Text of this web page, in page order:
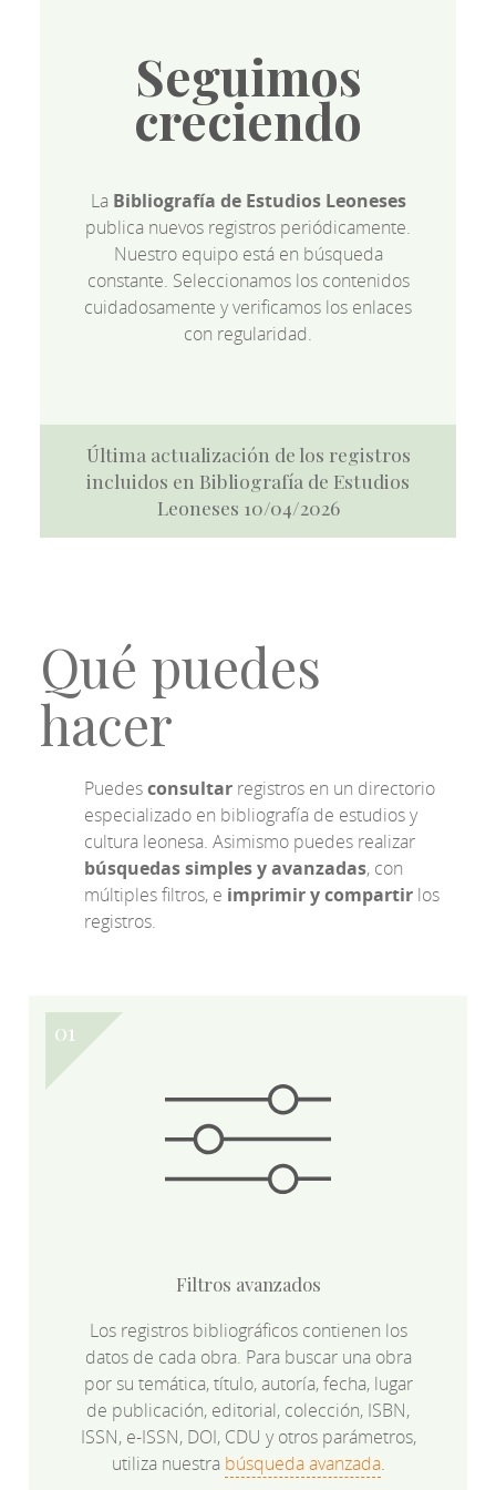
Seguimos
creciendo
La Bibliografía de Estudios Leoneses
publica nuevos registros periódicamente.
Nuestro equipo está en búsqueda
constante. Seleccionamos los contenidos
cuidadosamente y verificamos los enlaces
con regularidad.
Última actualización de los registros
incluidos en Bibliografía de Estudios
Leoneses 10/04/2026
Qué puedes
hacer
Puedesconsultar registros en un directorio
especializado en bibliografía de estudios y
cultura leonesa. Asimismo puedes realizar
búsquedas simples y avanzadas, con
múltiples filtros, e imprimir y compartir los
registros.
Filtros avanzados
Los registros bibliográficos contienen los
datos de cada obra. Para buscar una obra
por su temática, título, autoría, fecha, lugar
de publicación, editorial, colección, ISBN,
ISSN, e-ISSN, DOI, CDU y otros parámetros,
utiliza nuestra búsqueda avanzada.